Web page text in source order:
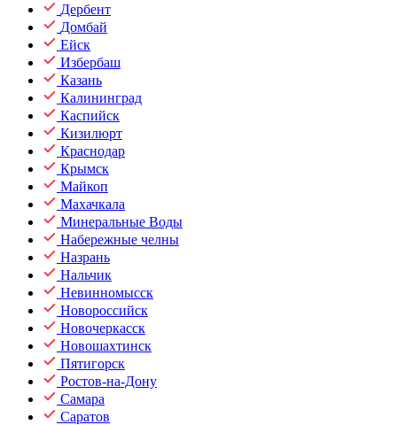
Дербент
Домбай
Ейск
Избербаш
Казань
Калининград
Каспийск
Кизилюрт
Краснодар
Крымск
Майкоп
Махачкала
Минеральные Воды
Набережные челны
Назрань
Нальчик
Невинномысск
Новороссийск
Новочеркасск
Новошахтинск
Пятигорск
Ростов-на-Дону
Самара
Саратов